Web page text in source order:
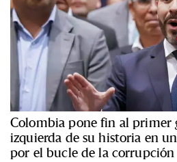
Colombia pone fin al primer
izquierda de su historia en
por el bucle de la corrupción